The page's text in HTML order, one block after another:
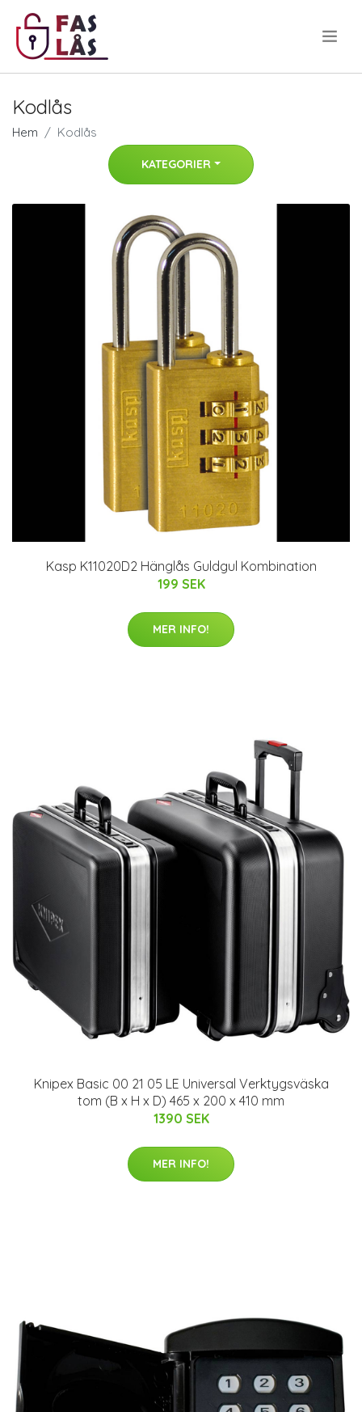
Kodlås
Hem Kodlås
KATEGORIER
Kasp K11020D2 Hänglås Guldgul Kombination
199 SEK
MER INFO!
Knipex Basic 00 21 05 LE Universal Verktygsväska
tom (B x H x D) 465 x 200 x 410 mm
1390 SEK
MER INFO!